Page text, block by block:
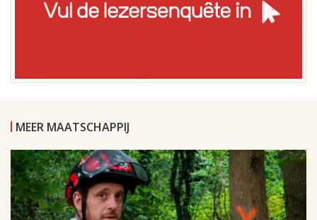
MEER MAATSCHAPPIJ